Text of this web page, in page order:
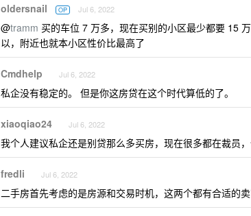
oldersnail OP Jul 6, 2022
@tramm 买的车位 7 万多，现在买别的小区最少都要 15
以，附近也就本小区性价比最高了
Cmdhelp Jul 6, 2022
私企没有稳定的。 但是你这房贷在这个时代算低的了。
xiaoqiao24 Jul 6, 2022
我个人建议私企还是别贷那么多买房，现在很多都在裁员
fredli Jul 6, 2022
二手房首先考虑的是房源和交易时机，这两个都有合适的